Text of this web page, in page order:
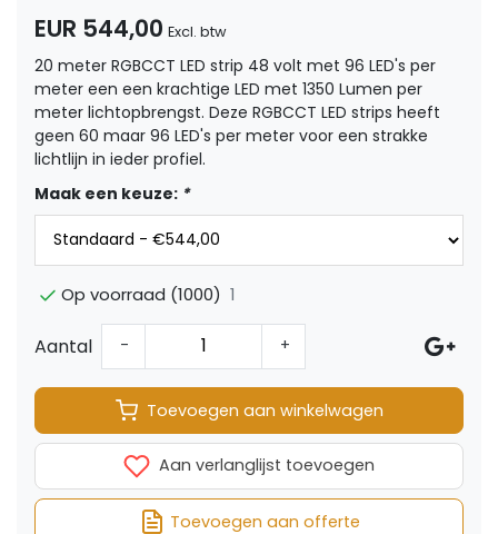
EUR 544,00 Excl. btw
20 meter RGBCCT LED strip 48 volt met 96 LED's per
meter een een krachtige LED met 1350 Lumen per
meter lichtopbrengst. Deze RGBCCT LED strips heeft
geen 60 maar 96 LED's per meter voor een strakke
lichtlijn in ieder profiel.
Maak een keuze: *
Op voorraad (1000) 1
Aantal - +
Toevoegen aan winkelwagen
Aan verlanglijst toevoegen
Toevoegen aan offerte